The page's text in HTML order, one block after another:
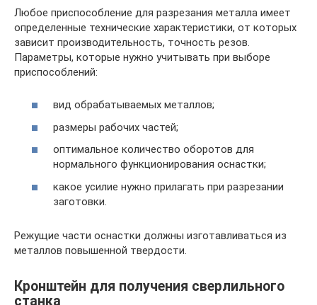
Любое приспособление для разрезания металла имеет
определенные технические характеристики, от которых
зависит производительность, точность резов.
Параметры, которые нужно учитывать при выборе
приспособлений:
вид обрабатываемых металлов;
размеры рабочих частей;
оптимальное количество оборотов для
нормального функционирования оснастки;
какое усилие нужно прилагать при разрезании
заготовки.
Режущие части оснастки должны изготавливаться из
металлов повышенной твердости.
Кронштейн для получения сверлильного
станка